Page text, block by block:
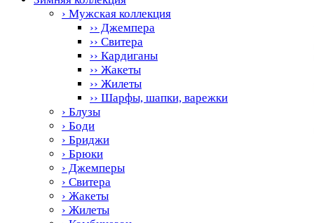
› Мужская коллекция
›› Джемпера
›› Свитера
›› Кардиганы
›› Жакеты
›› Жилеты
›› Шарфы, шапки, варежки
› Блузы
› Боди
› Бриджи
› Брюки
› Джемперы
› Свитера
› Жакеты
› Жилеты